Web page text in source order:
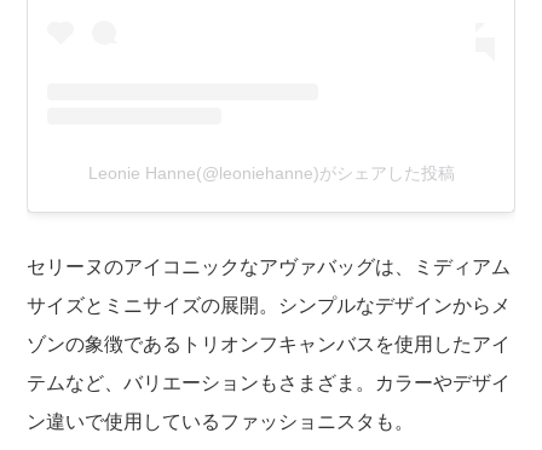
Leonie Hanne(@leoniehanne)がシェアした投稿
セリーヌのアイコニックなアヴァバッグは、ミディアム
サイズとミニサイズの展開。シンプルなデザインからメ
ゾンの象徴であるトリオンフキャンバスを使用したアイ
テムなど、バリエーションもさまざま。カラーやデザイ
ン違いで使用しているファッショニスタも。